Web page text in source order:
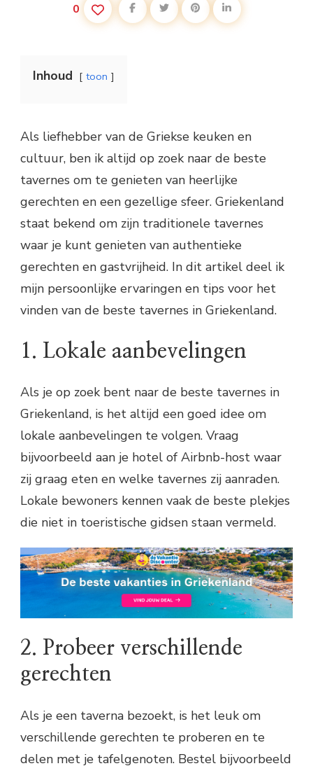
0
Inhoud toon
Als liefhebber van de Griekse keuken en
cultuur, ben ik altijd op zoek naar de beste
tavernes om te genieten van heerlijke
gerechten en een gezellige sfeer. Griekenland
staat bekend om zijn traditionele tavernes
waar je kunt genieten van authentieke
gerechten en gastvrijheid. In dit artikel deel ik
mijn persoonlijke ervaringen en tips voor het
vinden van de beste tavernes in Griekenland.
1. Lokale aanbevelingen
Als je op zoek bent naar de beste tavernes in
Griekenland, is het altijd een goed idee om
lokale aanbevelingen te volgen. Vraag
bijvoorbeeld aan je hotel of Airbnb-host waar
zij graag eten en welke tavernes zij aanraden.
Lokale bewoners kennen vaak de beste plekjes
die niet in toeristische gidsen staan vermeld.
2. Probeer verschillende
gerechten
Als je een taverna bezoekt, is het leuk om
verschillende gerechten te proberen en te
delen met je tafelgenoten. Bestel bijvoorbeeld